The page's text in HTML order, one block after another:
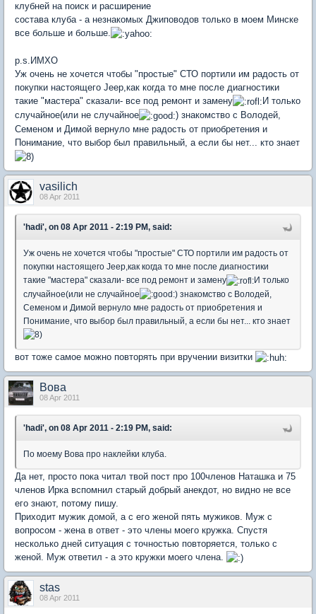
клубней на поиск и расширение
состава клуба - а незнакомых Джиповодов только в моем Минске
все больше и больше.
p.s.ИМХО
Уж очень не хочется чтобы "простые" СТО портили им радость от
покупки настоящего Jeep,как когда то мне после диагностики
такие "мастера" сказали- все под ремонт и замену
И только
случайное(или не случайное
) знакомство с Володей,
Семеном и Димой вернуло мне радость от приобретения и
Понимание, что выбор был правильный, а если бы нет... кто знает
vasilich
08 Apr 2011
'hadi', on 08 Apr 2011 - 2:19 PM, said:
Уж очень не хочется чтобы "простые" СТО портили им радость от
покупки настоящего Jeep,как когда то мне после диагностики
такие "мастера" сказали- все под ремонт и замену
И только
случайное(или не случайное
) знакомство с Володей,
Семеном и Димой вернуло мне радость от приобретения и
Понимание, что выбор был правильный, а если бы нет... кто знает
вот тоже самое можно повторять при вручении визитки
Вова
08 Apr 2011
'hadi', on 08 Apr 2011 - 2:19 PM, said:
По моему Вова про наклейки клуба.
Да нет, просто пока читал твой пост про 100членов Наташка и 75
членов Ирка вспомнил старый добрый анекдот, но видно не все
его знают, потому пишу.
Приходит мужик домой, а с его женой пять мужиков. Муж с
вопросом - жена в ответ - это члены моего кружка. Спустя
несколько дней ситуация с точностью повторяется, только с
женой. Муж ответил - а это кружки моего члена.
stas
08 Apr 2011